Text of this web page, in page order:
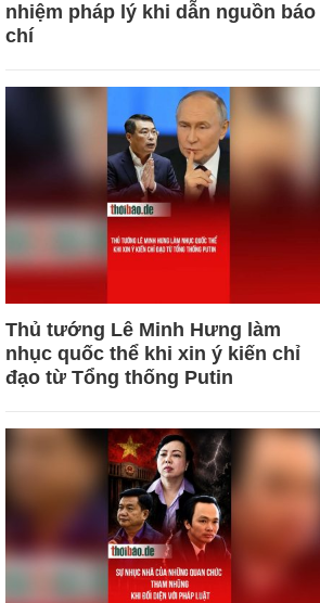
nhiệm pháp lý khi dẫn nguồn báo
chí
Thủ tướng Lê Minh Hưng làm
nhục quốc thể khi xin ý kiến chỉ
đạo từ Tổng thống Putin